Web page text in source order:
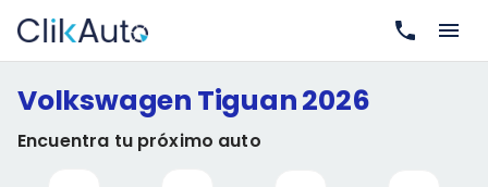
Volkswagen Tiguan 2026
Encuentra tu próximo auto